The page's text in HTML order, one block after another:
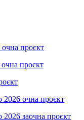
проєкт
проєкт
2026 очна проєкт
заочна проєкт